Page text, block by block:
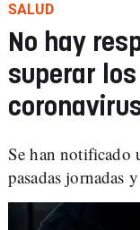
SALUD
No hay
superar
Se han notificado
pasadas jornadas